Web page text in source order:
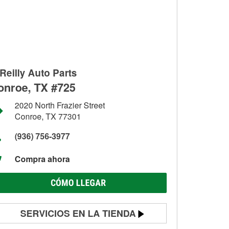
Auto Parts
TX #725
2020 North Frazier Street
Conroe, TX 77301
(936) 756-3977
Compra ahora
CÓMO LLEGAR
SERVICIOS EN LA TIENDA